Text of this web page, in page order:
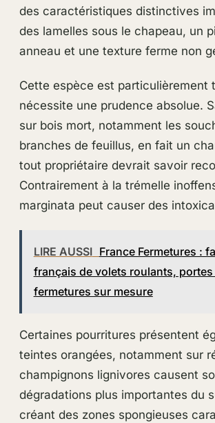
des caractéristiques distinctives
des lamelles sous le chapeau, un
anneau et une texture ferme non
Cette espèce est particulièrement
nécessite une prudence absolue.
sur bois mort, notamment les
branches de feuillus, en fait un
tout propriétaire devrait savoir
Contrairement à la trémelle
marginata peut causer des
LIRE AUSSI France Fermetures :
français de volets roulants, portes
fermetures sur mesure
Certaines pourritures présentent
teintes orangées, notamment sur
champignons lignivores causent
dégradations plus importantes du
créant des zones spongieuses